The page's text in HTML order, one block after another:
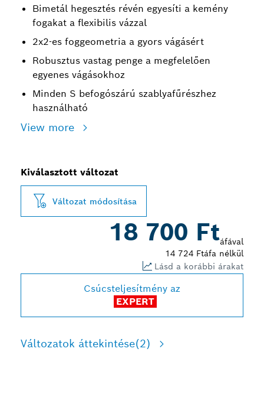
Bimetál hegesztés révén egyesíti a kemény
fogakat a flexibilis vázzal
2x2-es foggeometria a gyors vágásért
Robusztus vastag penge a megfelelően
egyenes vágásokhoz
Minden S befogószárú szablyafűrészhez
használható
View more
Kiválasztott változat
Változat módosítása
18 700 Ftáfával
14 724 Ftáfa nélkül
Lásd a korábbi árakat
Csúcsteljesítmény az
EXPERT
Változatok áttekintése(2)